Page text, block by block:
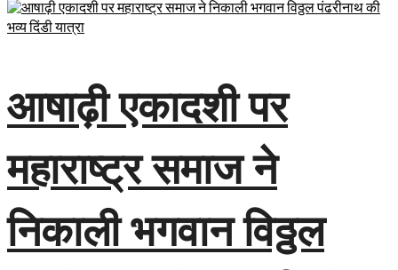
आषाढ़ी एकादशी पर
महाराष्ट्र समाज ने
निकाली भगवान विठ्ठल